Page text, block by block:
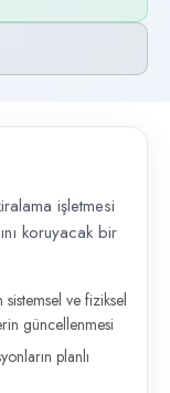
Filo Teknik
işletmesi
koruyacak bir
ve fiziksel
güncellenmesi
planlı